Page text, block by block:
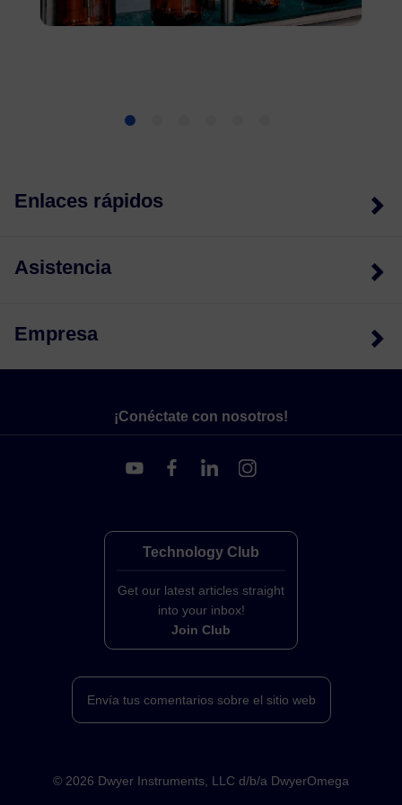
Enlaces rápidos
Asistencia
Empresa
¡Conéctate con nosotros!
Technology Club
Get our latest articles straight
into your inbox!
Join Club
Envía tus comentarios sobre el sitio web
© 2026 Dwyer Instruments, LLC d/b/a DwyerOmega